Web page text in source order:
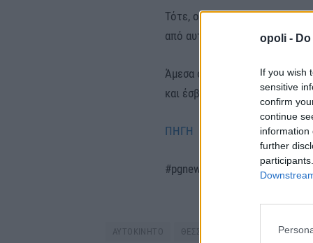
opoli -
If you wish
sensitive
confirm
continue
information
further
Τότε, ο οδηγός
από αυτό εγκαίρως.
Άμεσα στο σημείο
και έσβησαν τη φωτιά. Το
ΠΗΓΗ
#pgnews
ΑΥΤΟΚΙΝΗΤΟ ΘΕΣΣΑΛΟΝΙΚΗ ΦΩΤΙΑ